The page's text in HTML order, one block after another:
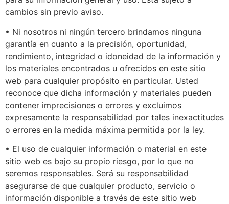
cambios sin previo aviso.
• Ni nosotros ni ningún tercero brindamos ninguna
garantía en cuanto a la precisión, oportunidad,
rendimiento, integridad o idoneidad de la información y
los materiales encontrados u ofrecidos en este sitio
web para cualquier propósito en particular. Usted
reconoce que dicha información y materiales pueden
contener imprecisiones o errores y excluimos
expresamente la responsabilidad por tales inexactitudes
o errores en la medida máxima permitida por la ley.
• El uso de cualquier información o material en este
sitio web es bajo su propio riesgo, por lo que no
seremos responsables. Será su responsabilidad
asegurarse de que cualquier producto, servicio o
información disponible a través de este sitio web